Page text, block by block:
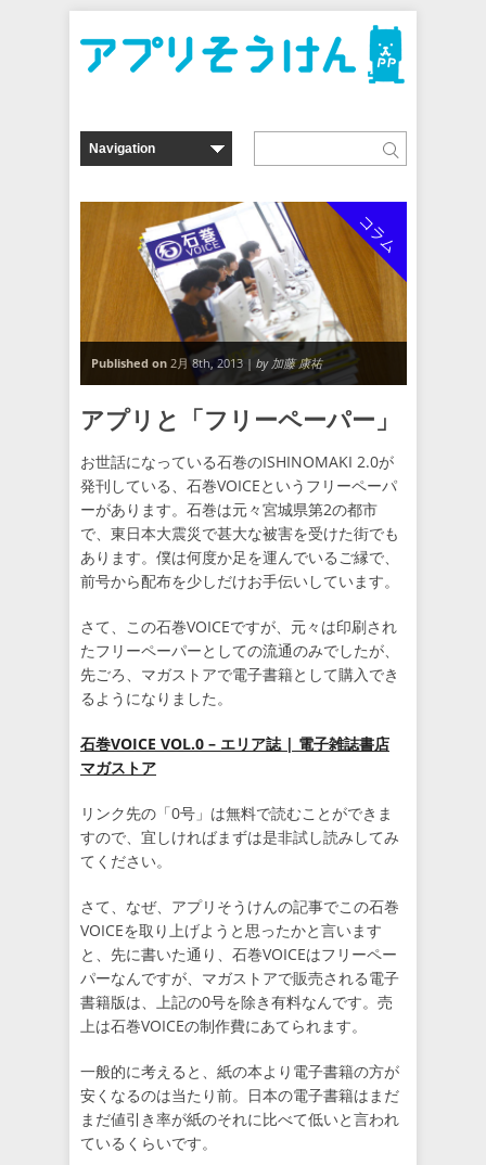
コラム
Published on 2月 8th, 2013 | by 加藤 康祐
アプリと「フリーペーパー」
お世話になっている石巻のISHINOMAKI 2.0が
発刊している、石巻VOICEというフリーペーパ
ーがあります。石巻は元々宮城県第2の都市
で、東日本大震災で甚大な被害を受けた街でも
あります。僕は何度か足を運んでいるご縁で、
前号から配布を少しだけお手伝いしています。
さて、この石巻VOICEですが、元々は印刷され
たフリーペーパーとしての流通のみでしたが、
先ごろ、マガストアで電子書籍として購入でき
るようになりました。
石巻VOICE VOL.0 – エリア誌 | 電子雑誌書店
マガストア
リンク先の「0号」は無料で読むことができま
すので、宜しければまずは是非試し読みしてみ
てください。
さて、なぜ、アプリそうけんの記事でこの石巻
VOICEを取り上げようと思ったかと言います
と、先に書いた通り、石巻VOICEはフリーペー
パーなんですが、マガストアで販売される電子
書籍版は、上記の0号を除き有料なんです。売
上は石巻VOICEの制作費にあてられます。
一般的に考えると、紙の本より電子書籍の方が
安くなるのは当たり前。日本の電子書籍はまだ
まだ値引き率が紙のそれに比べて低いと言われ
ているくらいです。